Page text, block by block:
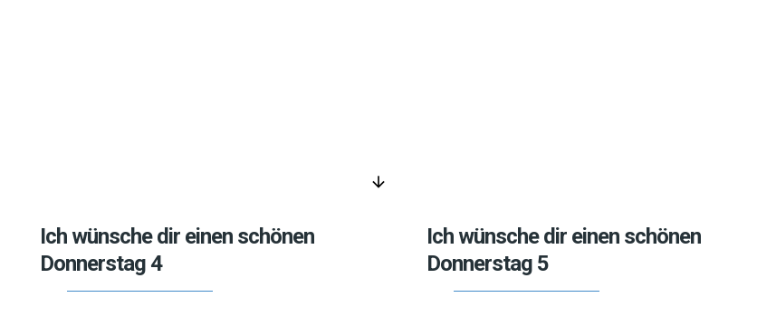
arrow_downward
Ich wünsche dir einen schönen
Donnerstag 4
Ich wünsche dir einen schönen
Donnerstag 5